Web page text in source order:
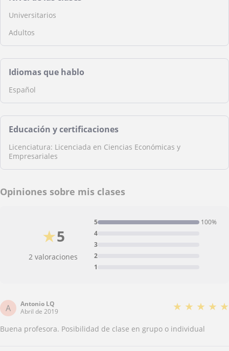
Universitarios
Adultos
Idiomas que hablo
Español
Educación y certificaciones
Licenciatura: Licenciada en Ciencias Económicas y
Empresariales
Opiniones sobre mis clases
5
★
2 valoraciones
1
2
3
4
5 100%
A
Antonio LQ
Abril de 2019
★ ★ ★ ★ ★
Buena profesora. Posibilidad de clase en grupo o individual